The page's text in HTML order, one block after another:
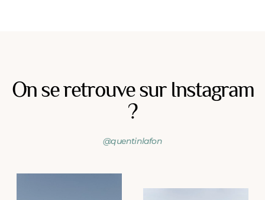
On se retrouve sur Instagram
?
@quentinlafon